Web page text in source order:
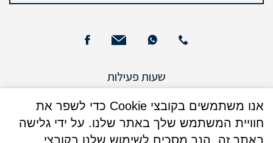
שעות פעילות
ימים א + ד: 16:00 - 17:30 (בנוסף)
ימי שישי : אין קבלת קהל
אנו משתמשים בקובצי Cookie כדי לשפר את
חוויית המשתמש שלך באתר שלנו. על ידי גלישה
באתר זה, הנך מסכים לשימוש שלנו בקובצי